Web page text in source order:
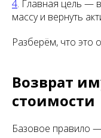
4. Главная цель —
массу и вернуть
Разберём, что это
Возврат
стоимости
Базовое правило —